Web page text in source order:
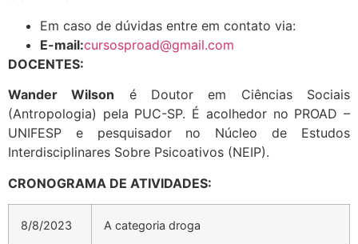
Em caso de dúvidas entre em contato via:
E-mail:cursosproad@gmail.com
DOCENTES:
Wander Wilson é Doutor em Ciências Sociais
(Antropologia) pela PUC-SP. É acolhedor no PROAD –
UNIFESP e pesquisador no Núcleo de Estudos
Interdisciplinares Sobre Psicoativos (NEIP).
CRONOGRAMA DE ATIVIDADES:
8/8/2023 A categoria droga